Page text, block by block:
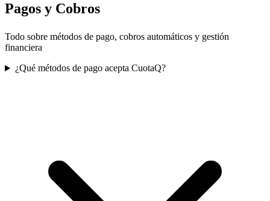
Pagos y Cobros
Todo sobre métodos de pago, cobros automáticos y gestión
financiera
¿Qué métodos de pago acepta CuotaQ?